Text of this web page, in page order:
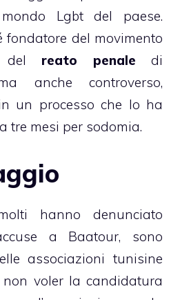
Lgbt del paese.
fondatore del movimento
del reato penale di
anche controverso,
un processo che lo ha
tre mesi per sodomia.
hanno denunciato
a Baatour, sono
associazioni tunisine
voler la candidatura